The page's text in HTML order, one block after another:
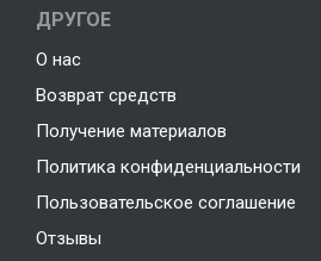
ДРУГОЕ
О нас
Возврат средств
Получение материалов
Политика конфиденциальности
Пользовательское соглашение
Отзывы